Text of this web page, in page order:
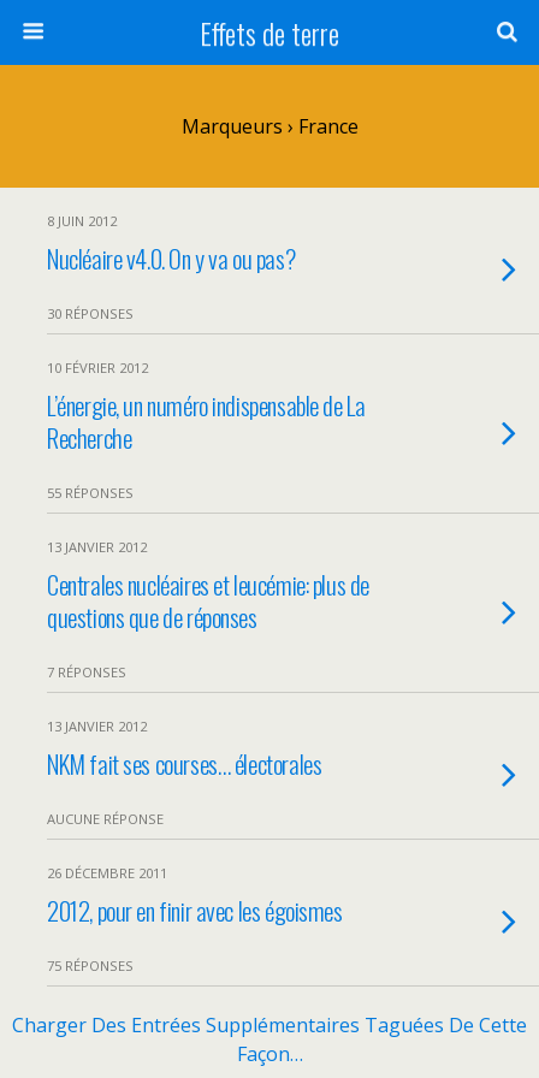
Effets de terre
Marqueurs › France
8 JUIN 2012
Nucléaire v4.0. On y va ou pas?
30 RÉPONSES
10 FÉVRIER 2012
L’énergie, un numéro indispensable de La
Recherche
55 RÉPONSES
13 JANVIER 2012
Centrales nucléaires et leucémie: plus de
questions que de réponses
7 RÉPONSES
13 JANVIER 2012
NKM fait ses courses… électorales
AUCUNE RÉPONSE
26 DÉCEMBRE 2011
2012, pour en finir avec les égoismes
75 RÉPONSES
Charger Des Entrées Supplémentaires Taguées De Cette
Façon…